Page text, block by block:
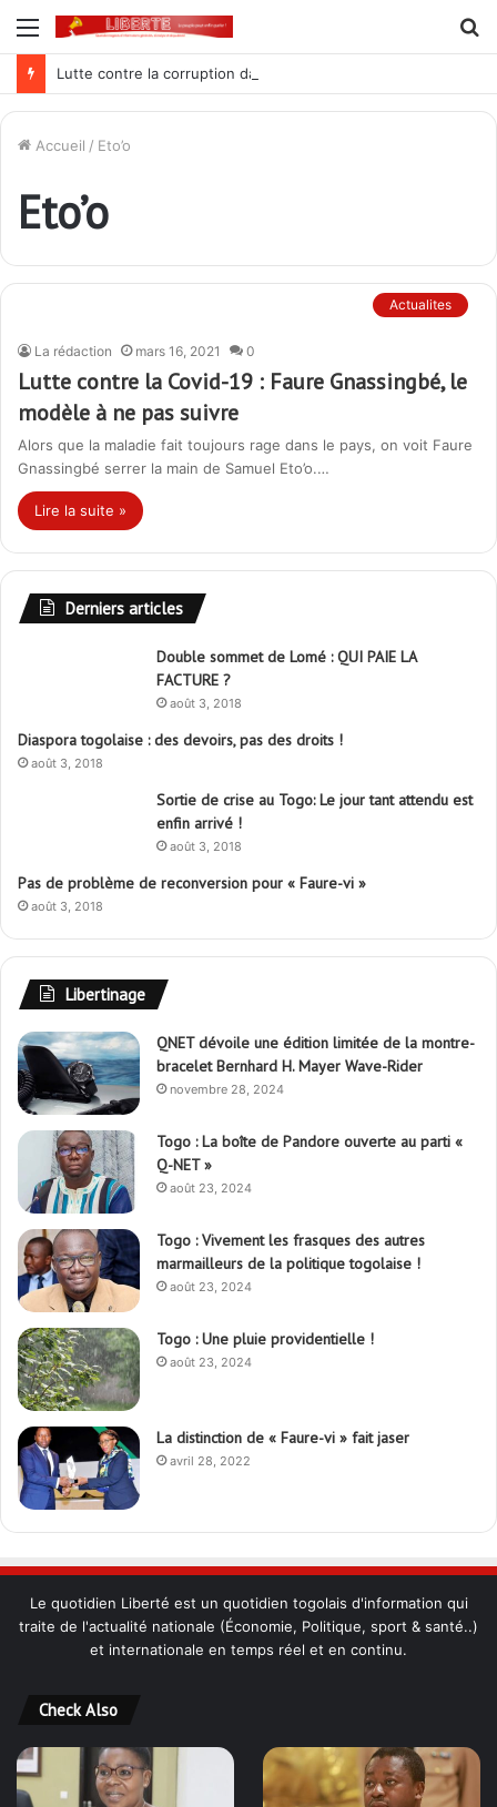
Menu
Accueil / Eto’o
Eto’o
Actualites
La rédaction mars 16, 2021 0
Lutte contre la Covid-19 : Faure Gnassingbé, le
modèle à ne pas suivre
Alors que la maladie fait toujours rage dans le pays, on voit Faure
Gnassingbé serrer la main de Samuel Eto’o.…
Lire la suite »
Derniers articles
Double sommet de Lomé : QUI PAIE LA
FACTURE ?
août 3, 2018
Diaspora togolaise : des devoirs, pas des droits !
août 3, 2018
Sortie de crise au Togo: Le jour tant attendu est
enfin arrivé !
août 3, 2018
Pas de problème de reconversion pour « Faure-vi »
août 3, 2018
Libertinage
QNET dévoile une édition limitée de la montre-
bracelet Bernhard H. Mayer Wave-Rider
novembre 28, 2024
Togo : La boîte de Pandore ouverte au parti «
Q-NET »
août 23, 2024
Togo : Vivement les frasques des autres
marmailleurs de la politique togolaise !
août 23, 2024
Togo : Une pluie providentielle !
août 23, 2024
La distinction de « Faure-vi » fait jaser
avril 28, 2022
Le quotidien Liberté est un quotidien togolais d'information qui
traite de l'actualité nationale (Économie, Politique, sport & santé..)
et internationale en temps réel et en continu.
Check Also